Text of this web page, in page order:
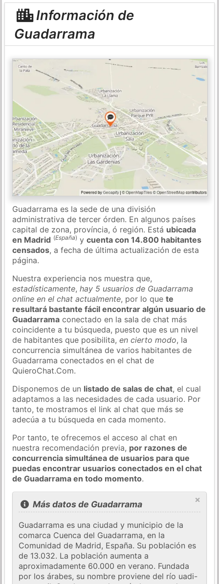
Información de
Guadarrama
Guadarrama es la sede de una división
administrativa de tercer órden. En algunos países
capital de zona, província, ó región. Está ubicada
en Madrid (España) ycuenta con 14.800 habitantes
censados, a fecha de última actualización de esta
página.
Nuestra experiencia nos muestra que,
estadísticamente,hay 5 usuarios de Guadarrama
online en el chat actualmente, por lo quete
resultará bastante fácil encontrar algún usuario de
Guadarrama conectado en la sala de chat más
coincidente a tu búsqueda, puesto que es un nivel
de habitantes que posibilita,en cierto modo, la
concurrencia simultánea de varios habitantes de
Guadarrama conectados en el chat de
QuieroChat.Com.
Disponemos de un listado de salas de chat, el cual
adaptamos a las necesidades de cada usuario. Por
tanto, te mostramos el link al chat que más se
adecúa a tu búsqueda en cada momento.
Por tanto, te ofrecemos el acceso al chat en
nuestra recomendación previa, por razones de
concurrencia simultánea de usuarios para que
puedas encontrar usuarios conectados en el chat
de Guadarrama en todo momento.
×
Más datos de Guadarrama
Guadarrama es una ciudad y municipio de la
comarca Cuenca del Guadarrama, en la
Comunidad de Madrid, España. Su población es
de 13.032. La población aumenta a
aproximadamente 60.000 en verano. Fundada
por los árabes, su nombre proviene del río uadi-